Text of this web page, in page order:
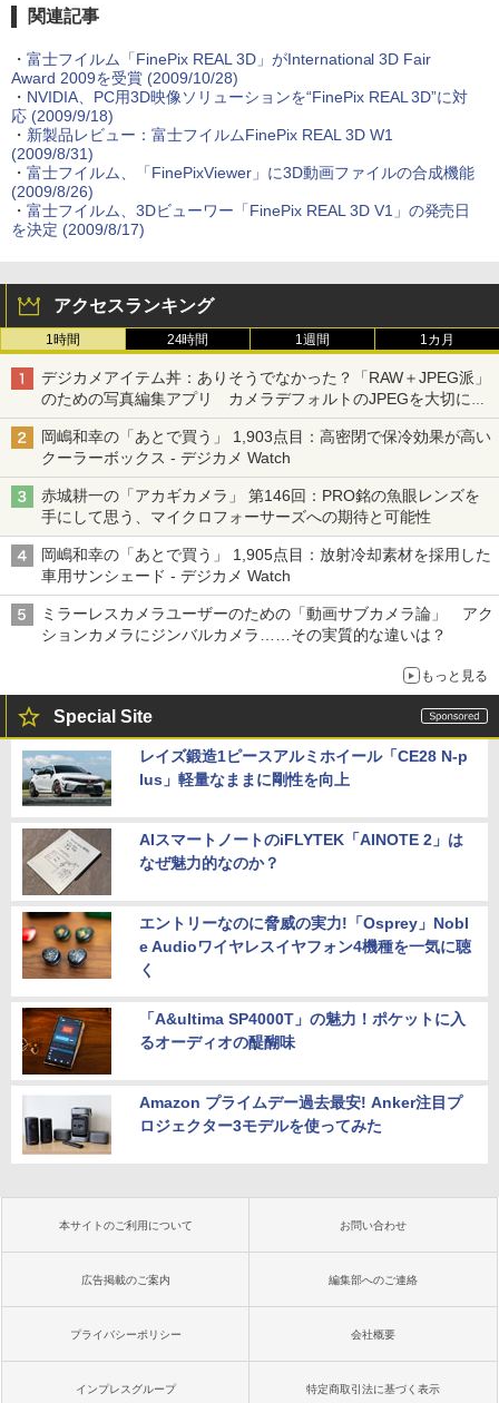
関連記事
・ 富士フイルム「FinePix REAL 3D」がInternational 3D Fair
Award 2009を受賞 (2009/10/28)
・ NVIDIA、PC用3D映像ソリューションを“FinePix REAL 3D”に対
応 (2009/9/18)
・ 新製品レビュー：富士フイルムFinePix REAL 3D W1
(2009/8/31)
・ 富士フイルム、「FinePixViewer」に3D動画ファイルの合成機能
(2009/8/26)
・ 富士フイルム、3Dビューワー「FinePix REAL 3D V1」の発売日
を決定 (2009/8/17)
アクセスランキング
1時間 24時間 1週間 1カ月
デジカメアイテム丼：ありそうでなかった？「RAW＋JPEG派」
のための写真編集アプリ カメラデフォルトのJPEGを大切にす
る「Filmator」
岡嶋和幸の「あとで買う」 1,903点目：高密閉で保冷効果が高い
クーラーボックス - デジカメ Watch
赤城耕一の「アカギカメラ」 第146回：PRO銘の魚眼レンズを
手にして思う、マイクロフォーサーズへの期待と可能性
岡嶋和幸の「あとで買う」 1,905点目：放射冷却素材を採用した
車用サンシェード - デジカメ Watch
ミラーレスカメラユーザーのための「動画サブカメラ論」 アク
ションカメラにジンバルカメラ……その実質的な違いは？
もっと見る
Special Site
レイズ鍛造1ピースアルミホイール「CE28 N-p
lus」軽量なままに剛性を向上
AIスマートノートのiFLYTEK「AINOTE 2」は
なぜ魅力的なのか？
エントリーなのに脅威の実力!「Osprey」Nobl
e Audioワイヤレスイヤフォン4機種を一気に聴
く
「A&ultima SP4000T」の魅力！ポケットに入
るオーディオの醍醐味
Amazon プライムデー過去最安! Anker注目プ
ロジェクター3モデルを使ってみた
本サイトのご利用について お問い合わせ
広告掲載のご案内 編集部へのご連絡
プライバシーポリシー 会社概要
インプレスグループ 特定商取引法に基づく表示